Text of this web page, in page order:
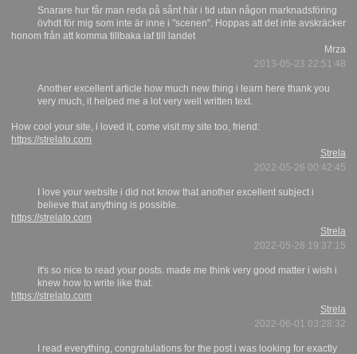
Snarare hur får man reda på sånt här i tid utan någon marknadsföring
övhdt för mig som inte är inne i "scenen". Hoppas att det inte avskräcker
honom från att komma tillbaka iaf till landet
Mrza
2013-05-23 22:51:48
Another excellent article how much new thing i learn here thank you
very much, it helped me a lot very well written text.
How cool your site, i loved it, come visit my site too, friend:
https://strelato.com
Strela
2022-05-26 00:42:45
I love your website i did not know that another excellent subject i
believe that anything is possible.
https://strelato.com
Strela
2022-05-28 19:37:15
It's so nice to read your posts. made me think very good matter i wish i
knew how to write like that.
https://strelato.com
Strela
2022-06-01 03:28:32
I read everything, congratulations for the post i was looking for exactly